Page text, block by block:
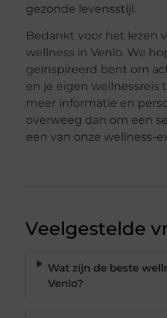
gezonde levensstijl.
Bedankt voor het lezen
wellness in Venlo. We
geïnspireerd bent om
en je eigen wellnessreis
meer informatie en
overweeg dan om een
een van onze wellness-
Veelgestelde
Wat zijn de beste
Venlo?